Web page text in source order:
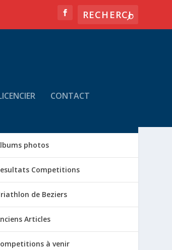
CONTACT
photos
Competitions
de Beziers
Articles
à venir